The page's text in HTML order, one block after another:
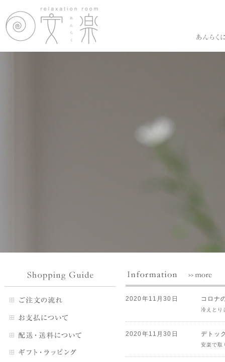
2020年11月30日 コロナ
冷えとり
2020年11月30日 デトッ
安楽で取